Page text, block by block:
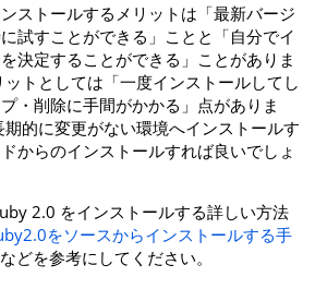
ストールするメリットは「最新バージ
試すことができる」ことと「自分でイ
決定することができる」ことがありま
トとしては「一度インストールしてし
・削除に手間がかかる」点がありま
的に変更がない環境へインストールす
からのインストールすれば良いでしょ
2.0 をインストールする詳しい方法
をソースからインストールする手
などを参考にしてください。